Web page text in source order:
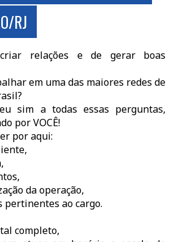
RJ
relações e de gerar boas
em uma das maiores redes de
sim a todas essas perguntas,
por VOCÊ!
por aqui:
da operação,
pertinentes ao cargo.
completo,